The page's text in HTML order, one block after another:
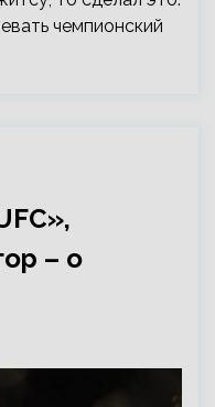
чемпионский
– о